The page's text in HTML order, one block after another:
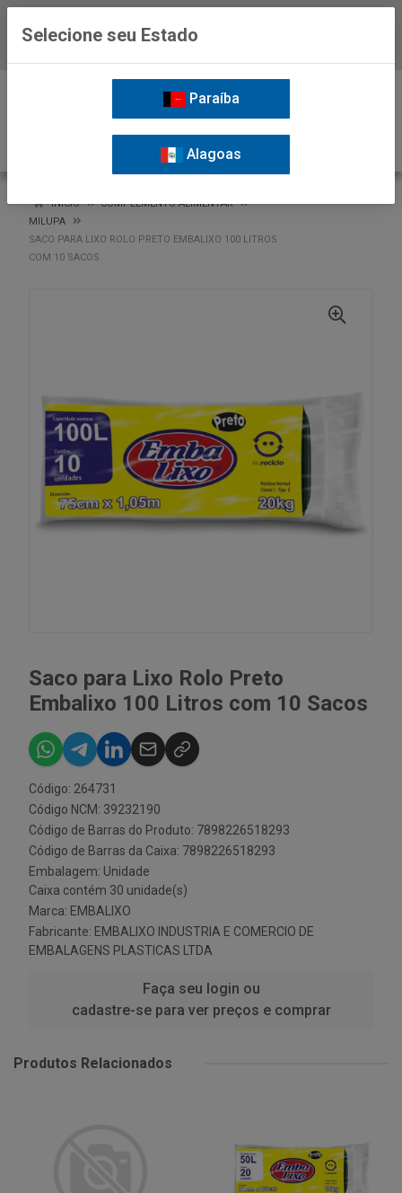
INÍCIO
COMPLEMENTO ALIMENTAR
MILUPA
SACO PARA LIXO ROLO PRETO EMBALIXO 100 LITROS
COM 10 SACOS
Saco para Lixo Rolo Preto
Embalixo 100 Litros com 10 Sacos
Código: 264731
Código NCM: 39232190
Código de Barras do Produto: 7898226518293
Código de Barras da Caixa: 7898226518293
Embalagem: Unidade
Caixa contém 30 unidade(s)
Marca: EMBALIXO
Fabricante: EMBALIXO INDUSTRIA E COMERCIO DE
EMBALAGENS PLASTICAS LTDA
Faça seu login ou
cadastre-se para ver preços e comprar
Produtos Relacionados
Selecione seu Estado
Paraíba
Alagoas